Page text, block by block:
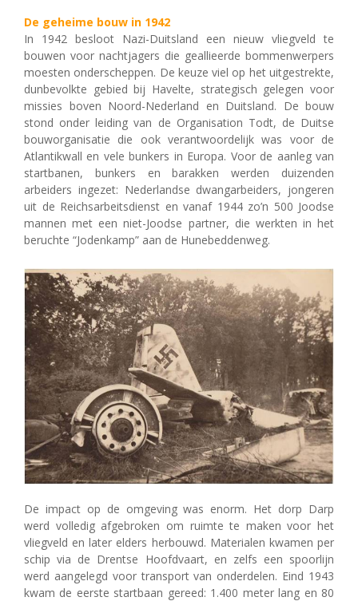
De geheime bouw in 1942
In 1942 besloot Nazi-Duitsland een nieuw vliegveld te
bouwen voor nachtjagers die geallieerde bommenwerpers
moesten onderscheppen. De keuze viel op het uitgestrekte,
dunbevolkte gebied bij Havelte, strategisch gelegen voor
missies boven Noord-Nederland en Duitsland. De bouw
stond onder leiding van de Organisation Todt, de Duitse
bouworganisatie die ook verantwoordelijk was voor de
Atlantikwall en vele bunkers in Europa. Voor de aanleg van
startbanen, bunkers en barakken werden duizenden
arbeiders ingezet: Nederlandse dwangarbeiders, jongeren
uit de Reichsarbeitsdienst en vanaf 1944 zo’n 500 Joodse
mannen met een niet-Joodse partner, die werkten in het
beruchte “Jodenkamp” aan de Hunebeddenweg.
De impact op de omgeving was enorm. Het dorp Darp
werd volledig afgebroken om ruimte te maken voor het
vliegveld en later elders herbouwd. Materialen kwamen per
schip via de Drentse Hoofdvaart, en zelfs een spoorlijn
werd aangelegd voor transport van onderdelen. Eind 1943
kwam de eerste startbaan gereed: 1.400 meter lang en 80